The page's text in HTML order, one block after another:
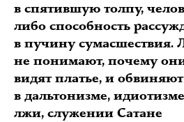
в спятившую толпу,
либо способность
в пучину сумасшествия.
не понимают, почему
видят платье, и обвиняют
в дальтонизме,
лжи, служении Сатане